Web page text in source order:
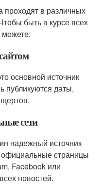
в различных
быть в курсе всех
основной источник
публикуются даты,
сети
надежный источник
страницы
Facebook или
новостей.